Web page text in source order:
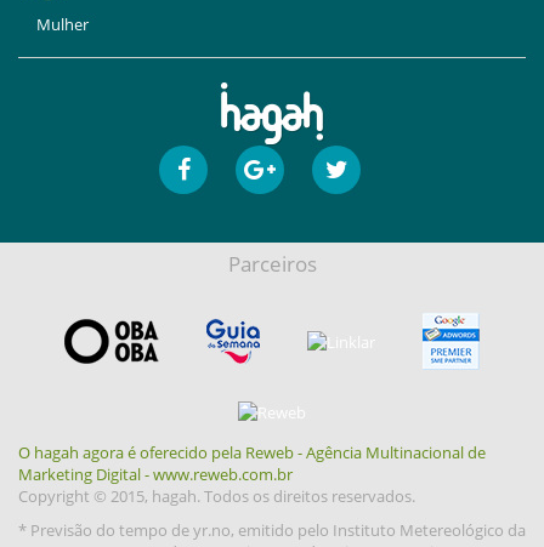
Mulher
Parceiros
O hagah agora é oferecido pela Reweb - Agência Multinacional de
Marketing Digital - www.reweb.com.br
Copyright © 2015, hagah. Todos os direitos reservados.
* Previsão do tempo de yr.no, emitido pelo Instituto Metereológico da